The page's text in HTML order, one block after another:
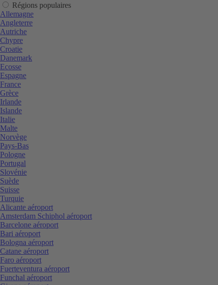
Régions populaires
Allemagne
Angleterre
Autriche
Chypre
Croatie
Danemark
Ecosse
Espagne
France
Grèce
Irlande
Islande
Italie
Malte
Norvège
Pays-Bas
Pologne
Portugal
Slovénie
Suède
Suisse
Turquie
Alicante aéroport
Amsterdam Schiphol aéroport
Barcelone aéroport
Bari aéroport
Bologna aéroport
Catane aéroport
Faro aéroport
Fuerteventura aéroport
Funchal aéroport